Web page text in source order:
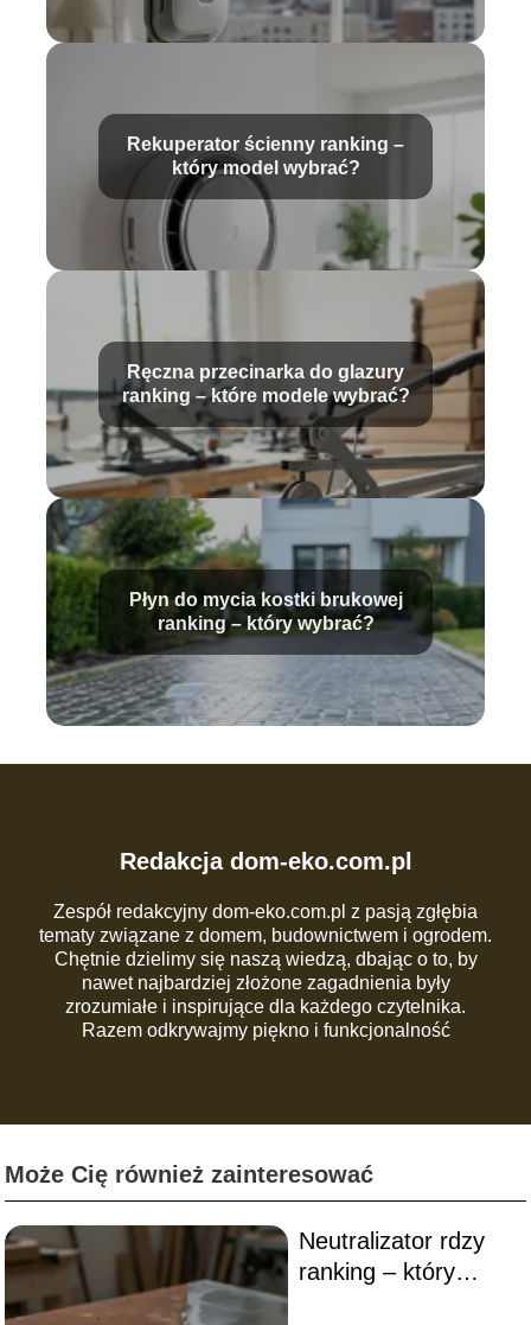
Rekuperator ścienny ranking –
który model wybrać?
Ręczna przecinarka do glazury
ranking – które modele wybrać?
Płyn do mycia kostki brukowej
ranking – który wybrać?
Redakcja dom-eko.com.pl
Zespół redakcyjny dom-eko.com.pl z pasją zgłębia
tematy związane z domem, budownictwem i ogrodem.
Chętnie dzielimy się naszą wiedzą, dbając o to, by
nawet najbardziej złożone zagadnienia były
zrozumiałe i inspirujące dla każdego czytelnika.
Razem odkrywajmy piękno i funkcjonalność
Może Cię również zainteresować
Neutralizator rdzy
ranking – który